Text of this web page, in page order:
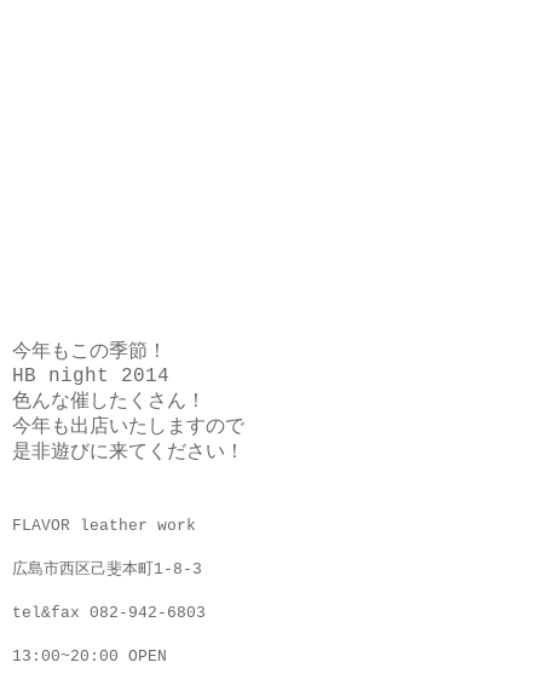
今年もこの季節！
HB night 2014
色んな催したくさん！
今年も出店いたしますので
是非遊びに来てください！
FLAVOR leather work
広島市西区己斐本町1-8-3
tel&fax 082-942-6803
13:00~20:00 OPEN